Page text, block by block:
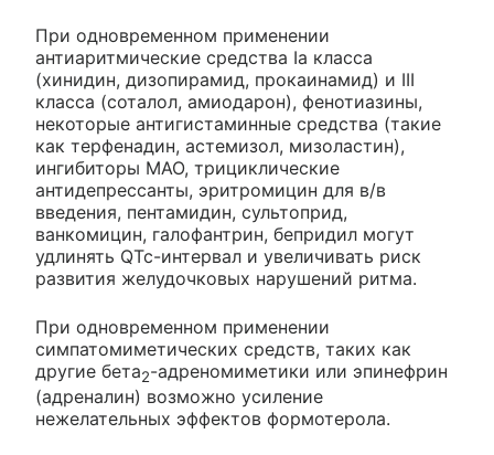
При одновременном применении
антиаритмические средства Iа класса
(хинидин, дизопирамид, прокаинамид) и III
класса (соталол, амиодарон), фенотиазины,
некоторые антигистаминные средства (такие
как терфенадин, астемизол, мизоластин),
ингибиторы МАО, трициклические
антидепрессанты, эритромицин для в/в
введения, пентамидин, сультоприд,
ванкомицин, галофантрин, бепридил могут
удлинять QTc-интервал и увеличивать риск
развития желудочковых нарушений ритма.
При одновременном применении
симпатомиметических средств, таких как
другие бета2-адреномиметики или эпинефрин
(адреналин) возможно усиление
нежелательных эффектов формотерола.